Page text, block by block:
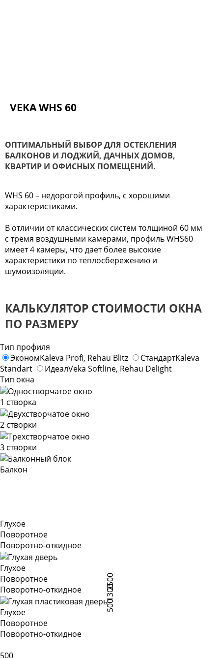
VEKA WHS 60
ОПТИМАЛЬНЫЙ ВЫБОР ДЛЯ ОСТЕКЛЕНИЯ
БАЛКОНОВ И ЛОДЖИЙ, ДАЧНЫХ ДОМОВ,
КВАРТИР И ОФИСНЫХ ПОМЕЩЕНИЙ.
WHS 60 – недорогой профиль, с хорошими
характеристиками.
В отличии от классических систем толщиной 60 мм
с тремя воздушными камерами, профиль WHS60
имеет 4 камеры, что дает более высокие
характеристики по теплосбережению и
шумоизоляции.
КАЛЬКУЛЯТОР СТОИМОСТИ ОКНА
ПО РАЗМЕРУ
Тип профиля
ЭкономKaleva Profi, Rehau Blitz СтандартKaleva
Standart
ИдеалVeka Softline, Rehau Delight
Тип окна
1 створка
2 створки
3 створки
Балкон
2500
1300
500
Глухое
Поворотное
Поворотно-откидное
Глухое
Поворотное
Поворотно-откидное
Глухое
Поворотное
Поворотно-откидное
500